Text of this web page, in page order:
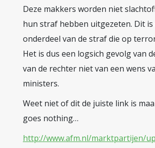
Deze makkers worden niet
hun straf hebben uitgezeten. Dit is
onderdeel van de straf die op
Het is dus een logsich gevolg van
van de rechter niet van een wens
ministers.
Weet niet of dit de juiste link is
goes nothing…
http://www.afm.nl/marktpartijen/